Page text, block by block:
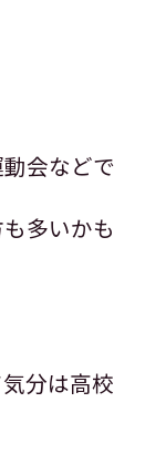
会などで
多いかも
分は高校